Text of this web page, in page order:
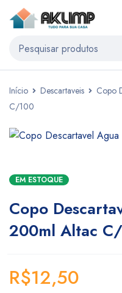
Início Descartaveis
Copo
C/100
EM ESTOQUE
Copo
200ml Altac
R$12,50